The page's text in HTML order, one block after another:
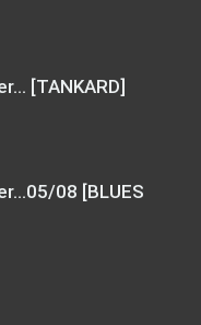
[TANKARD]
08 [BLUES